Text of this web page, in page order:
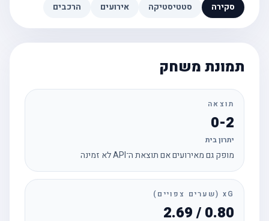
סקירה סטטיסטיקה אירועים הרכבים
תמונת משחק
תוצאה
0-2
יתרון בית
מופק גם מאירועים אם תוצאת ה־API לא זמינה
xG (שערים צפויים)
0.80 / 2.69